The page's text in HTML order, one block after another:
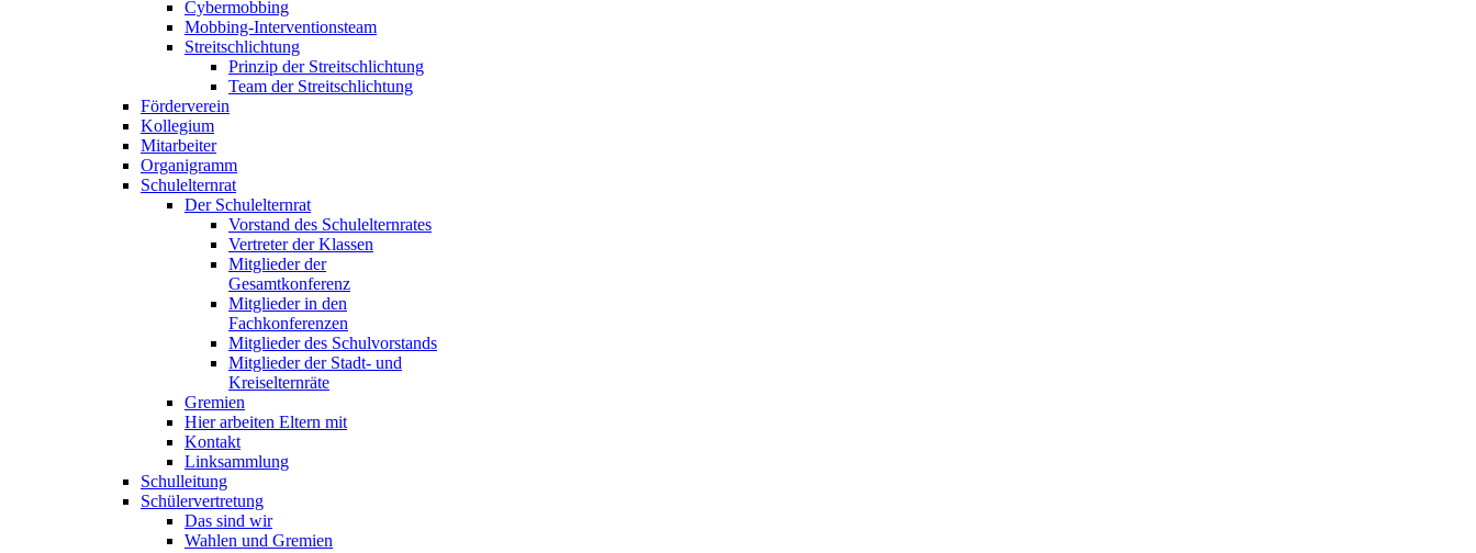
Cybermobbing
Mobbing-Interventionsteam
Streitschlichtung
Prinzip der Streitschlichtung
Team der Streitschlichtung
Förderverein
Kollegium
Mitarbeiter
Organigramm
Schulelternrat
Der Schulelternrat
Vorstand des Schulelternrates
Vertreter der Klassen
Mitglieder der
Gesamtkonferenz
Mitglieder in den
Fachkonferenzen
Mitglieder des Schulvorstands
Mitglieder der Stadt- und
Kreiselternräte
Gremien
Hier arbeiten Eltern mit
Kontakt
Linksammlung
Schulleitung
Schülervertretung
Das sind wir
Wahlen und Gremien